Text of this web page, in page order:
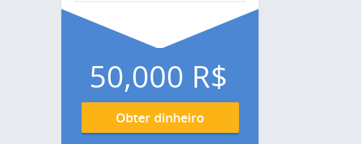
50,000 R$
Obter dinheiro